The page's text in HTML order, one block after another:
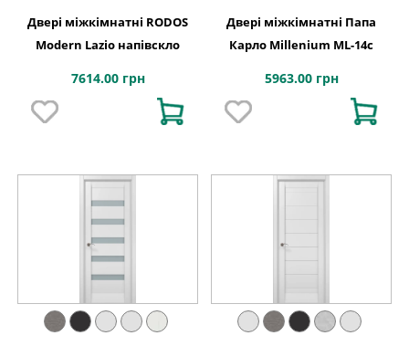
Двері міжкімнатні RODOS
Modern Lazio напівскло
7614.00 грн
Двері міжкімнатні Папа
Карло Millenium ML-14с
5963.00 грн